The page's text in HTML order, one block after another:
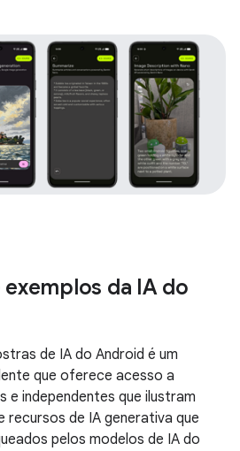
da IA do
de IA do Android é um
que oferece acesso a
e independentes que ilustram
recursos de IA generativa que
pelos modelos de IA do